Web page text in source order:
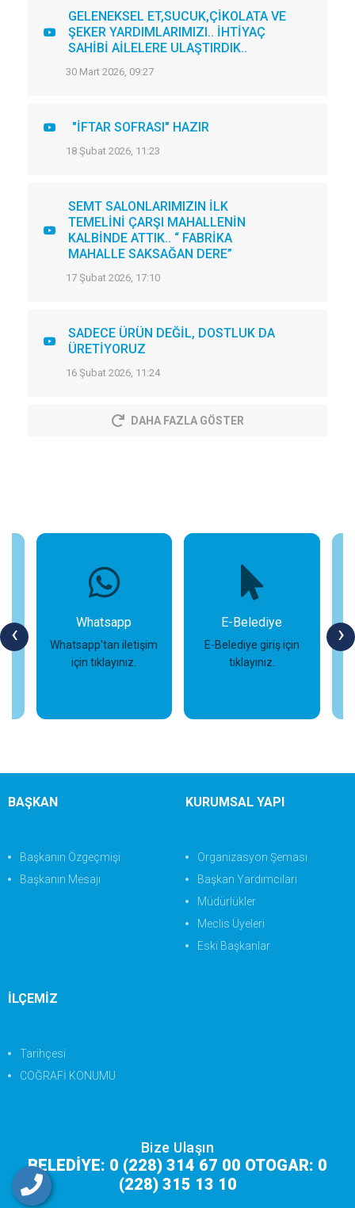
GELENEKSEL ET,SUCUK,ÇİKOLATA VE
ŞEKER YARDIMLARIMIZI.. İHTİYAÇ
SAHİBİ AİLELERE ULAŞTIRDIK..
30 Mart 2026, 09:27
"İFTAR SOFRASI" HAZIR
18 Şubat 2026, 11:23
SEMT SALONLARIMIZIN İLK
TEMELİNİ ÇARŞI MAHALLENİN
KALBİNDE ATTIK.. “ FABRİKA
MAHALLE SAKSAĞAN DERE”
17 Şubat 2026, 17:10
SADECE ÜRÜN DEĞİL, DOSTLUK DA
ÜRETİYORUZ
16 Şubat 2026, 11:24
DAHA FAZLA GÖSTER
‹ ›
Whatsapp
Whatsapp'tan iletişim
için tıklayınız.
E-Belediye
E-Belediye giriş için
tıklayınız.
BAŞKAN
Başkanın Özgeçmişi
Başkanın Mesajı
KURUMSAL YAPI
Organizasyon Şeması
Başkan Yardımcıları
Müdürlükler
Meclis Üyeleri
Eski Başkanlar
İLÇEMİZ
Tarihçesi
COĞRAFİ KONUMU
Bize Ulaşın
BELEDİYE: 0 (228) 314 67 00 OTOGAR: 0
(228) 315 13 10